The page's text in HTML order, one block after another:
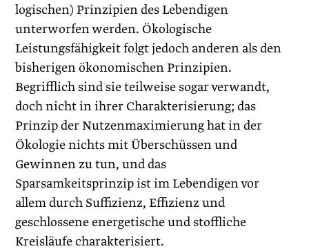
logischen) Prinzipien des Lebendigen
unterworfen werden. Ökologische
Leistungsfähigkeit folgt jedoch anderen als den
bisherigen ökonomischen Prinzipien.
Begrifflich sind sie teilweise sogar verwandt,
doch nicht in ihrer Charakterisierung; das
Prinzip der Nutzenmaximierung hat in der
Ökologie nichts mit Überschüssen und
Gewinnen zu tun, und das
Sparsamkeitsprinzip ist im Lebendigen vor
allem durch Suffizienz, Effizienz und
geschlossene energetische und stoffliche
Kreisläufe charakterisiert.